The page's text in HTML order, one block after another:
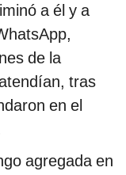
a él y a
de la
tras
en el
agregada en